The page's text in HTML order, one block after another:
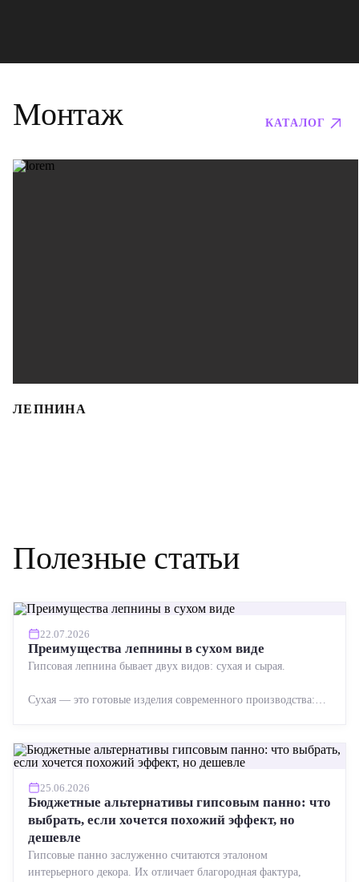
Монтаж КАТАЛОГ
ЛЕПНИНА
Полезные статьи
22.07.2026
Преимущества лепнины в сухом виде
Гипсовая лепнина бывает двух видов: сухая и сырая.
Сухая — это готовые изделия современного производства:
25.06.2026
Бюджетные альтернативы гипсовым панно: что
выбрать, если хочется похожий эффект, но
дешевле
Гипсовые панно заслуженно считаются эталоном
интерьерного декора. Их отличает благородная фактура,